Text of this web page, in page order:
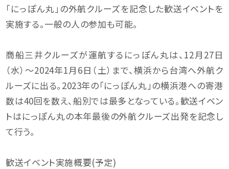
「にっぽん丸」の外航クルーズを記念した歓送イベントを
実施する。一般の人の参加も可能。
商船三井クルーズが運航するにっぽん丸は、12月27日
（水）～2024年1月6日（土）まで、横浜から台湾へ外航ク
ルーズに出る。2023年の「にっぽん丸」の横浜港への寄港
数は40回を数え、船別では最多となっている。歓送イベン
トはにっぽん丸の本年最後の外航クルーズ出発を記念し
て行う。
歓送イベント実施概要(予定)